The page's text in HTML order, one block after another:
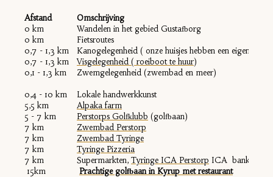
Afstand
Omschrijving
0 km
Wandelen in het gebied Gustafborg
0 km
Fietsroutes
0,7 - 1,3 km
Kanogelegenheid ( onze huisjes hebben een eigen kano)
0,7 - 1,3 km
Visgelegenheid ( roeiboot te huur)
0,1 - 1,3 km
Zwemgelegenheid (zwembad en meer)
0,4 - 10 km
Lokale handwerkkunst
5,5 km
Alpaka farm
5 - 7 km
Perstorps Golfklubb (golfbaan)
7 km
Zwembad Perstorp
7 km
Zwembad Tyringe
7 km
Tyringe Pizzeria
7 km
Supermarkten, Tyringe ICA Perstorp ICA bank en
15km
Prachtige golfbaan in Kyrup met restaurant